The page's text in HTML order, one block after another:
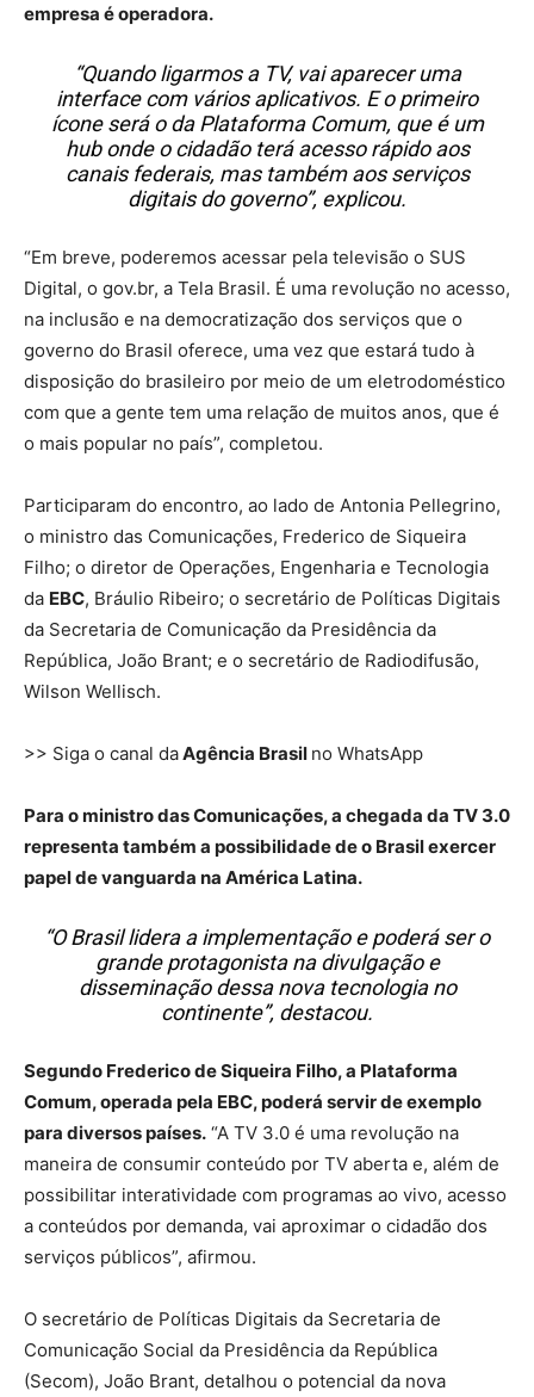
empresa é operadora.
“Quando ligarmos a TV, vai aparecer uma
interface com vários aplicativos. E o primeiro
ícone será o da Plataforma Comum, que é um
hub onde o cidadão terá acesso rápido aos
canais federais, mas também aos serviços
digitais do governo”, explicou.
“Em breve, poderemos acessar pela televisão o SUS
Digital, o gov.br, a Tela Brasil. É uma revolução no acesso,
na inclusão e na democratização dos serviços que o
governo do Brasil oferece, uma vez que estará tudo à
disposição do brasileiro por meio de um eletrodoméstico
com que a gente tem uma relação de muitos anos, que é
o mais popular no país”, completou.
Participaram do encontro, ao lado de Antonia Pellegrino,
o ministro das Comunicações, Frederico de Siqueira
Filho; o diretor de Operações, Engenharia e Tecnologia
da EBC, Bráulio Ribeiro; o secretário de Políticas Digitais
da Secretaria de Comunicação da Presidência da
República, João Brant; e o secretário de Radiodifusão,
Wilson Wellisch.
>> Siga o canal daAgência Brasil no WhatsApp
Para o ministro das Comunicações, a chegada da TV 3.0
representa também a possibilidade de o Brasil exercer
papel de vanguarda na América Latina.
“O Brasil lidera a implementação e poderá ser o
grande protagonista na divulgação e
disseminação dessa nova tecnologia no
continente”, destacou.
Segundo Frederico de Siqueira Filho, a Plataforma
Comum, operada pela EBC, poderá servir de exemplo
para diversos países. “A TV 3.0 é uma revolução na
maneira de consumir conteúdo por TV aberta e, além de
possibilitar interatividade com programas ao vivo, acesso
a conteúdos por demanda, vai aproximar o cidadão dos
serviços públicos”, afirmou.
O secretário de Políticas Digitais da Secretaria de
Comunicação Social da Presidência da República
(Secom), João Brant, detalhou o potencial da nova